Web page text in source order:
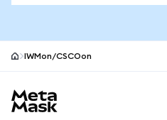
IWMon/CSCOon